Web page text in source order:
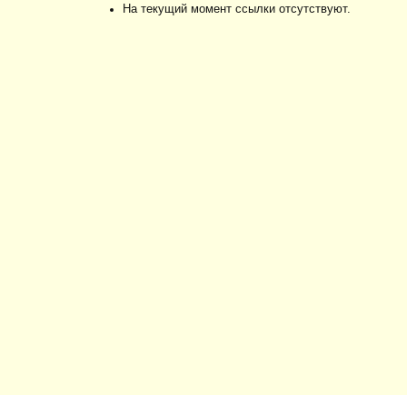
На текущий момент ссылки отсутствуют.